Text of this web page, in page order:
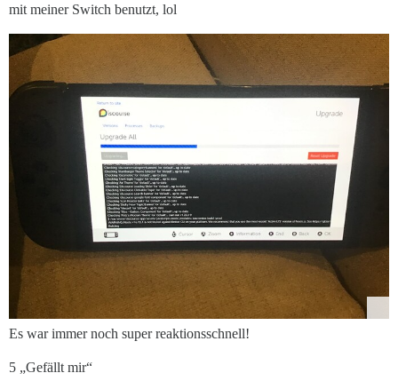
mit meiner Switch benutzt, lol
Es war immer noch super reaktionsschnell!
5 „Gefällt mir“